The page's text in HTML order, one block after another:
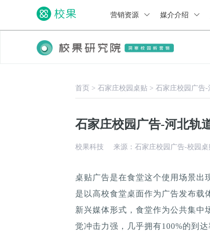
营销资源 媒介介绍
首页 > 石家庄校园桌贴 > 石家庄校园广告
石家庄校园广告-河北轨
校果科技 来源：石家庄校园广告-校园桌
桌贴广告是在食堂这个使用场景出
是以高校食堂桌面作为广告发布载
新兴媒体形式，食堂作为公共集中
觉冲击力强，几乎拥有100%的到